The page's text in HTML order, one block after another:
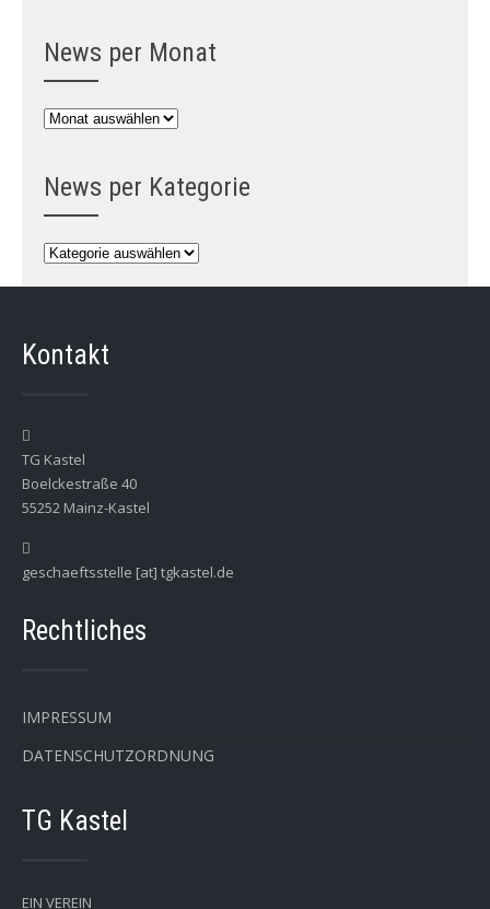
News per Monat
News
News per Kategorie
News
Kontakt
TG Kastel
Boelckestraße 40
55252 Mainz-Kastel
geschaeftsstelle [at] tgkastel.de
Rechtliches
IMPRESSUM
DATENSCHUTZORDNUNG
TG Kastel
EIN VEREIN